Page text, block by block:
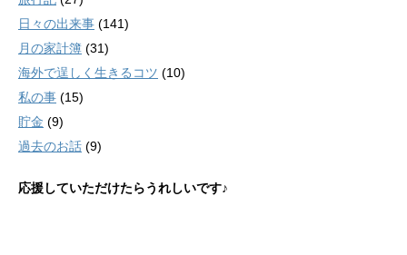
日々の出来事 (141)
月の家計簿 (31)
海外で逞しく生きるコツ (10)
私の事 (15)
貯金 (9)
過去のお話 (9)
応援していただけたらうれしいです♪